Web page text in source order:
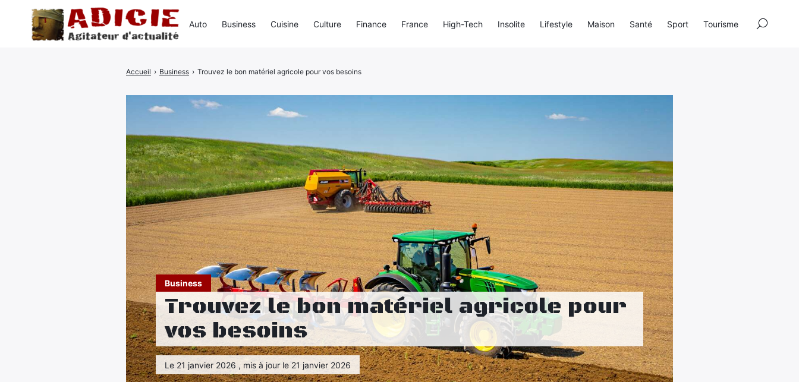
Business
Trouvez le bon matériel agricole pour
vos besoins
Le 21 janvier 2026 , mis à jour le 21 janvier 2026
Accueil › Business › Trouvez le bon matériel agricole pour vos besoins
Auto Business Cuisine Culture Finance France High-Tech Insolite Lifestyle Maison Santé Sport Tourisme
Rechercher